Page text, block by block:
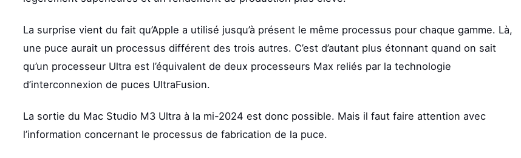
La surprise vient du fait qu’Apple a utilisé jusqu’à présent le même processus pour chaque gamme. Là,
une puce aurait un processus différent des trois autres. C’est d’autant plus étonnant quand on sait
qu’un processeur Ultra est l’équivalent de deux processeurs Max reliés par la technologie
d’interconnexion de puces UltraFusion.
La sortie du Mac Studio M3 Ultra à la mi-2024 est donc possible. Mais il faut faire attention avec
l’information concernant le processus de fabrication de la puce.